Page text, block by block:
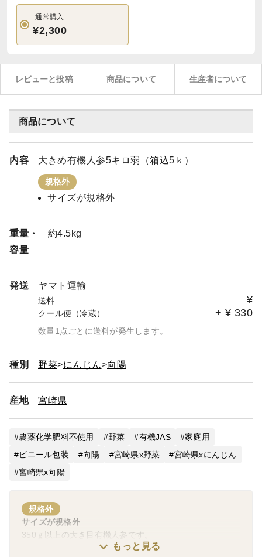
通常購入
¥2,300
レビューと投稿 商品について 生産者について
商品について
内容 大きめ有機人参5キロ弱（箱込5ｋ）
規格外
サイズが規格外
重量・
容量
約4.5kg
発送 ヤマト運輸
送料 ¥
クール便（冷蔵） + ¥ 330
数量1点ごとに送料が発生します。
種別 野菜 にんじん 向陽
産地 宮崎県
農薬化学肥料不使用 野菜 有機JAS
家庭用
ビニール包装
向陽 宮崎県x野菜
宮崎県xにんじん
宮崎県x向陽
規格外
サイズが規格外
350ｇ以上の大き目有機人参です。
もっと見る